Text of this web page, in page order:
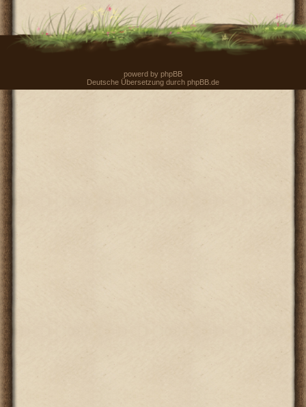
powerd by phpBB
Deutsche Übersetzung durch phpBB.de